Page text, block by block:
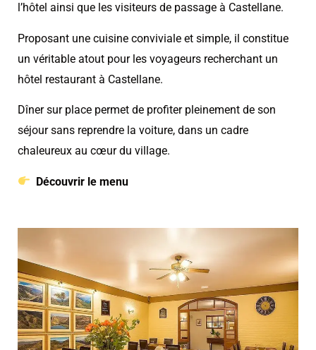
l’hôtel ainsi que les visiteurs de passage à Castellane.
Proposant une cuisine conviviale et simple, il constitue
un véritable atout pour les voyageurs recherchant un
hôtel restaurant à Castellane.
Dîner sur place permet de profiter pleinement de son
séjour sans reprendre la voiture, dans un cadre
chaleureux au cœur du village.
Découvrir le menu